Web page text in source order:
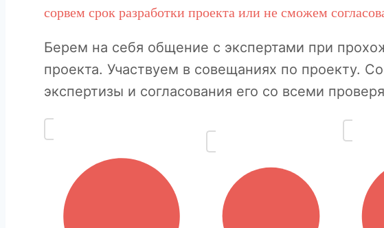
сорвем срок разработки проекта или не сможем
Берем на себя общение с экспертами при
проекта. Участвуем в совещаниях по проекту.
экспертизы и согласования его со всеми